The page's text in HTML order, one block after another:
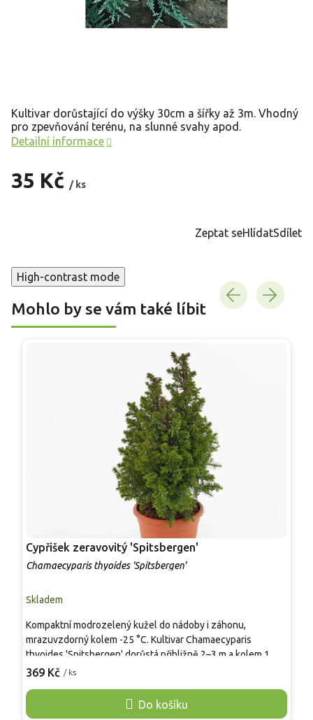
35 Kč / ks
Kultivar dorůstající do výšky 30cm a šířky až 3m. Vhodný
pro zpevňování terénu, na slunné svahy apod.
Detailní informace
Zeptat seHlídatSdílet
High-contrast mode
Mohlo by se vám také líbit
Cypřišek zeravovitý 'Spitsbergen'
Chamaecyparis thyoides 'Spitsbergen'
Skladem
369 Kč / ks
Do košíku
Kompaktní modrozelený kužel do nádoby i záhonu,
mrazuvzdorný kolem -25 °C. Kultivar Chamaecyparis
thyoides 'Spitsbergen' dorůstá přibližně 2–3 m a kolem 1 m
do šířky, proto se hodí i do menších zahrad. Jehličí je jemné,
ploché vějířky, na dotek jemné, a v hustém olistění dobře
kryjí i vnitřní části keře. Borka je šedohnědá a s věkem se